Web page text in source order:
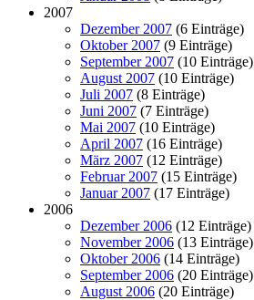
2007
Dezember 2007 (6 Einträge)
Oktober 2007 (9 Einträge)
September 2007 (10 Einträge)
August 2007 (10 Einträge)
Juli 2007 (8 Einträge)
Juni 2007 (7 Einträge)
Mai 2007 (10 Einträge)
April 2007 (16 Einträge)
März 2007 (12 Einträge)
Februar 2007 (15 Einträge)
Januar 2007 (17 Einträge)
2006
Dezember 2006 (12 Einträge)
November 2006 (13 Einträge)
Oktober 2006 (14 Einträge)
September 2006 (20 Einträge)
August 2006 (20 Einträge)